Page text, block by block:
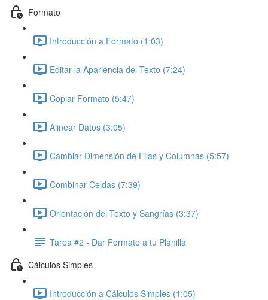
Formato
Introducción a Formato (1:03)
Editar la Apariencia del Texto (7:24)
Copiar Formato (5:47)
Alinear Datos (3:05)
Cambiar Dimensión de Filas y Columnas (5:57)
Combinar Celdas (7:39)
Orientación del Texto y Sangrías (3:37)
Tarea #2 - Dar Formato a tu Planilla
Cálculos Simples
Introducción a Cálculos Simples (1:05)